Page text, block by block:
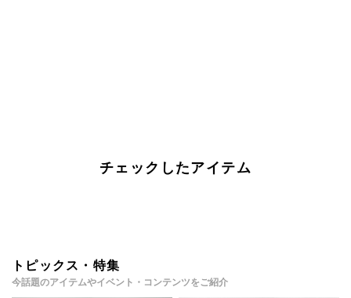
チェックしたアイテム
トピックス・特集
今話題のアイテムやイベント・コンテンツをご紹介